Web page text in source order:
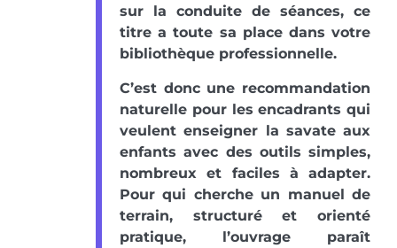
sur la conduite de séances, ce
titre a toute sa place dans votre
bibliothèque professionnelle.
C’est donc une recommandation
naturelle pour les encadrants qui
veulent enseigner la savate aux
enfants avec des outils simples,
nombreux et faciles à adapter.
Pour qui cherche un manuel de
terrain, structuré et orienté
pratique, l’ouvrage paraît